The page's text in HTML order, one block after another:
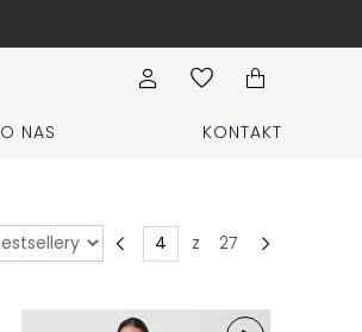
O NAS KONTAKT
z 27